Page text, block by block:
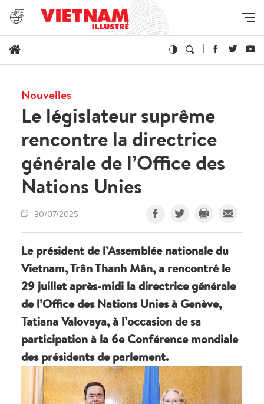
Nouvelles
Le législateur suprême
rencontre la directrice
générale de l’Office des
Nations Unies
30/07/2025
Le président de l’Assemblée nationale du
Vietnam, Trân Thanh Mân, a rencontré le
29 juillet après-midi la directrice générale
de l’Office des Nations Unies à Genève,
Tatiana Valovaya, à l’occasion de sa
participation à la 6e Conférence mondiale
des présidents de parlement.